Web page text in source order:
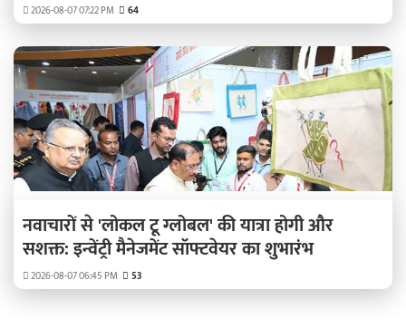
2026-08-07 07:22 PM 64
नवाचारों से 'लोकल टू ग्लोबल' की यात्रा होगी और
सशक्त: इन्वेंट्री मैनेजमेंट सॉफ्टवेयर का शुभारंभ
2026-08-07 06:45 PM 53